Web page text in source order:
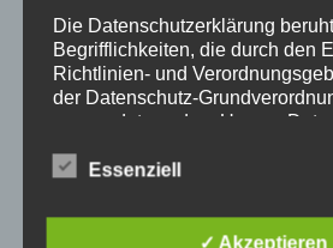
Wir verabschieden Herrn Windt in
Kunst und Kultur bei den alten
Vorstellungen des Literaturkurses
Spiel“ in der Aula am Ostwall
Begrüßungsnachmittag am StG:
voller Vorfreude, Gemeinschaft
Neueste Kommentare
Die Datenschutzerklärung
Begrifflichkeiten, die durch den
Richtlinien- und
der Datenschutz-
verwendet wurden. Unsere
unsere Kunden und
gewährleisten, möchten wir
Begrifflichkeiten erläutern.
Essenziell
✓ Akzeptieren